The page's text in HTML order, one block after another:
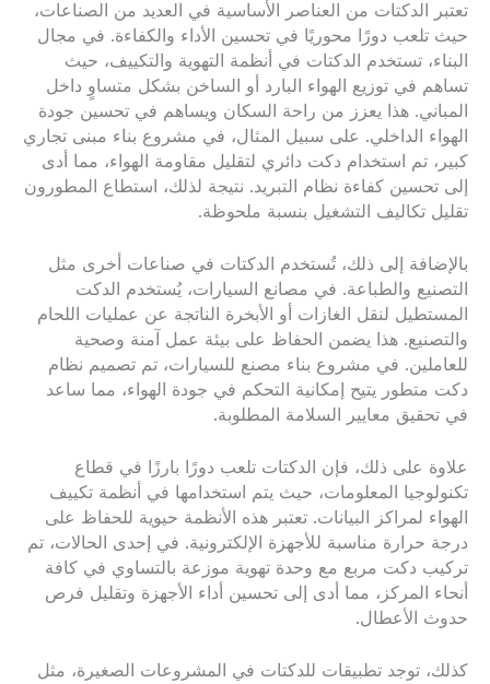
تعتبر الدكتات من العناصر الأساسية في العديد من الصناعات،
حيث تلعب دورًا محوريًا في تحسين الأداء والكفاءة. في مجال
البناء، تستخدم الدكتات في أنظمة التهوية والتكييف، حيث
تساهم في توزيع الهواء البارد أو الساخن بشكل متساوٍ داخل
المباني. هذا يعزز من راحة السكان ويساهم في تحسين جودة
الهواء الداخلي. على سبيل المثال، في مشروع بناء مبنى تجاري
كبير، تم استخدام دكت دائري لتقليل مقاومة الهواء، مما أدى
إلى تحسين كفاءة نظام التبريد. نتيجة لذلك، استطاع المطورون
تقليل تكاليف التشغيل بنسبة ملحوظة.
بالإضافة إلى ذلك، تُستخدم الدكتات في صناعات أخرى مثل
التصنيع والطباعة. في مصانع السيارات، يُستخدم الدكت
المستطيل لنقل الغازات أو الأبخرة الناتجة عن عمليات اللحام
والتصنيع. هذا يضمن الحفاظ على بيئة عمل آمنة وصحية
للعاملين. في مشروع بناء مصنع للسيارات، تم تصميم نظام
دكت متطور يتيح إمكانية التحكم في جودة الهواء، مما ساعد
في تحقيق معايير السلامة المطلوبة.
علاوة على ذلك، فإن الدكتات تلعب دورًا بارزًا في قطاع
تكنولوجيا المعلومات، حيث يتم استخدامها في أنظمة تكييف
الهواء لمراكز البيانات. تعتبر هذه الأنظمة حيوية للحفاظ على
درجة حرارة مناسبة للأجهزة الإلكترونية. في إحدى الحالات، تم
تركيب دكت مربع مع وحدة تهوية موزعة بالتساوي في كافة
أنحاء المركز، مما أدى إلى تحسين أداء الأجهزة وتقليل فرص
حدوث الأعطال.
كذلك، توجد تطبيقات للدكتات في المشروعات الصغيرة، مثل